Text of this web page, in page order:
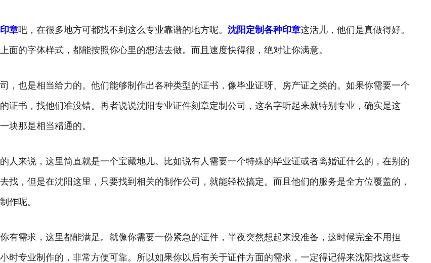
章吧，在很多地方可都找不到这么专业靠谱的地方呢。 沈阳定制各种印章这活儿，他们是真做得好。
面的字体样式，都能按照你心里的想法去做。而且速度快得很，绝对让你满意。
，也是相当给力的。他们能够制作出各种类型的证书，像毕业证呀、房产证之类的。如果你需要一个
证书，找他们准没错。再者说说沈阳专业证件刻章定制公司，这名字听起来就特别专业，确实是这
块那是相当精通的。
人来说，这里简直就是一个宝藏地儿。比如说有人需要一个特殊的毕业证或者离婚证什么的，在别的
找，但是在沈阳这里，只要找到相关的制作公司，就能轻松搞定。而且他们的服务是全方位覆盖的，
作呢。
有需求，这里都能满足。就像你需要一份紧急的证件，半夜突然想起来没准备，这时候完全不用担
时专业制作的，非常方便可靠。所以如果你以后有关于证件方面的需求，一定得记得来沈阳找这些专